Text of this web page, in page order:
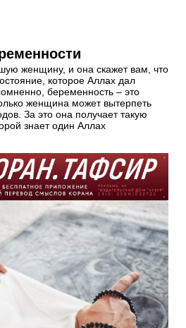
женщину, и она скажет вам, что
которое Аллах дал
беременность – это
женщина может вытерпеть
За это она получает такую
знает один Аллах